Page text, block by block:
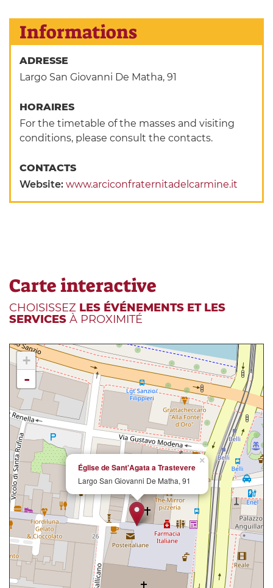
Informations
ADRESSE
Largo San Giovanni De Matha, 91
HORAIRES
For the timetable of the masses and visiting
conditions, please consult the contacts.
CONTACTS
Website:www.arciconfraternitadelcarmine.it
Carte interactive
CHOISISSEZ LES ÉVÉNEMENTS ET LES
SERVICES À PROXIMITÉ
×
Église de Sant'Agata a Trastevere
Largo San Giovanni De Matha, 91
+
-